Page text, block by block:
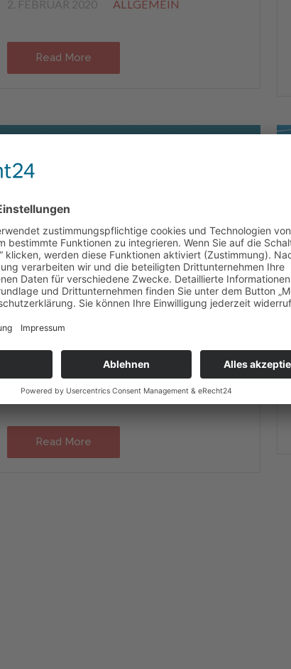
2. FEBRUAR 2020 ALLGEMEIN
Read More
BOOTSSPORT ERLEBEN – BOOT &
FUN INWATER 2019
1. SEPTEMBER 2019 ALLGEMEIN
Read More